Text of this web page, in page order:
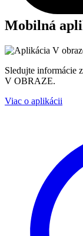
Mobilná
Sledujte informácie
V OBRAZE.
Viac o aplikácii